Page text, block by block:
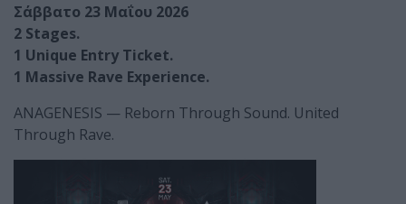
Σάββατο 23 Μαΐου 2026
2 Stages.
1 Unique Entry Ticket.
1 Massive Rave Experience.
ANAGENESIS — Reborn Through Sound. United
Through Rave.